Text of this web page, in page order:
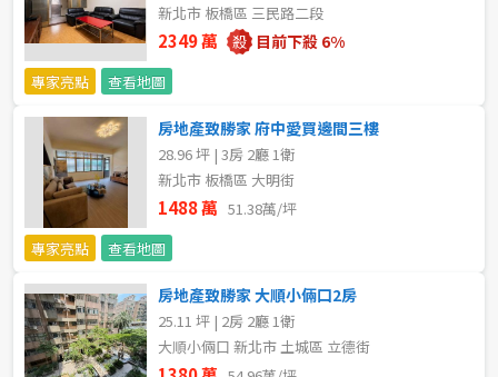
新北市 板橋區 三民路二段
2349 萬 目前下殺 6%
專家亮點 查看地圖
房地產致勝家 府中愛買邊間三樓
28.96 坪 | 3房 2廳 1衛
新北市 板橋區 大明街
1488 萬 51.38萬/坪
專家亮點
查看地圖
房地產致勝家 大順小倆口2房
25.11 坪 | 2房 2廳 1衛
大順小倆口 新北市 土城區 立德街